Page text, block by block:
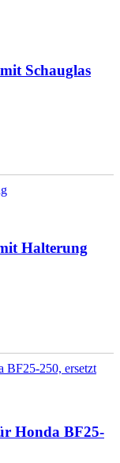
Schauglas
Halterung
Honda BF25-